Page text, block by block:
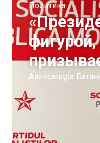
Политика
Александра